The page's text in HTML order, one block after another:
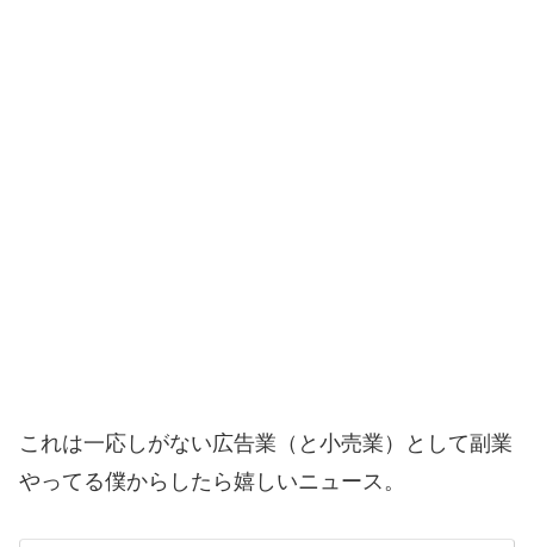
これは一応しがない広告業（と小売業）として副業
やってる僕からしたら嬉しいニュース。